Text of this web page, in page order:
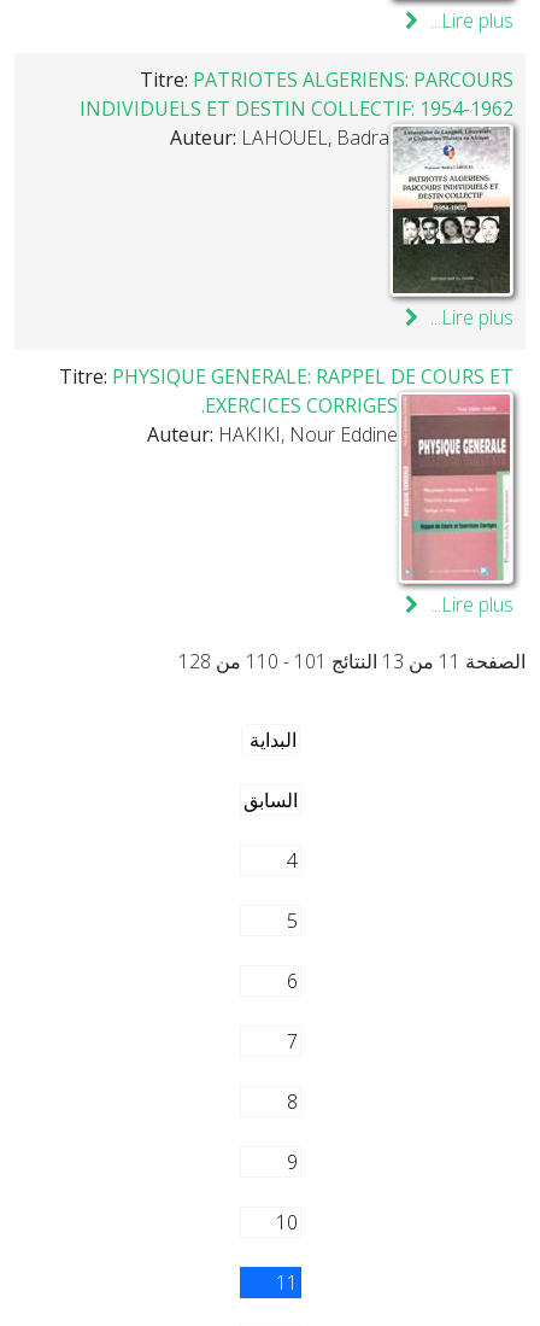
Lire plus...
Titre: PATRIOTES ALGERIENS: PARCOURS
INDIVIDUELS ET DESTIN COLLECTIF: 1954-1962
Auteur: LAHOUEL, Badra
Lire plus...
Titre: PHYSIQUE GENERALE: RAPPEL DE COURS ET
EXERCICES CORRIGES.
Auteur: HAKIKI, Nour Eddine
Lire plus...
الصفحة 11 من 13 النتائج 101 - 110 من 128
البداية
السابق
4
5
6
7
8
9
10
11